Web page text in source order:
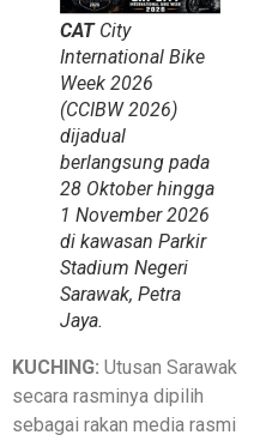
CAT City
International Bike
Week 2026
(CCIBW 2026)
dijadual
berlangsung pada
28 Oktober hingga
1 November 2026
di kawasan Parkir
Stadium Negeri
Sarawak, Petra
Jaya.
KUCHING: Utusan Sarawak
secara rasminya dipilih
sebagai rakan media rasmi